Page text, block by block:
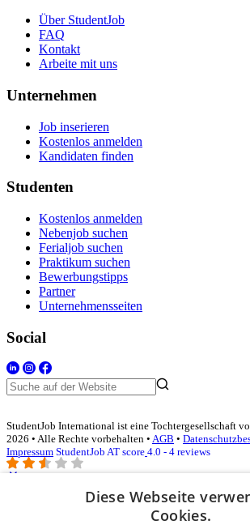
Über StudentJob
FAQ
Kontakt
Arbeite mit uns
Unternehmen
Job inserieren
Kostenlos anmelden
Kandidaten finden
Studenten
Kostenlos anmelden
Nebenjob suchen
Ferialjob suchen
Praktikum suchen
Bewerbungstipps
Partner
Unternehmensseiten
Social
StudentJob International ist eine Tochtergesellschaft
2026 • Alle Rechte vorbehalten • AGB •
Impressum StudentJob AT score 4.0 - 4 reviews
Login für Unternehmen
Diese Webseite
Cookies.